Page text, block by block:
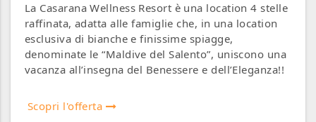
La Casarana Wellness Resort è una location 4 stelle
raffinata, adatta alle famiglie che, in una location
esclusiva di bianche e finissime spiagge,
denominate le “Maldive del Salento”, uniscono una
vacanza all’insegna del Benessere e dell’Eleganza!!
Scopri l'offerta